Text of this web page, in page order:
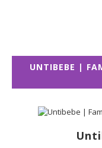
UNTIBEBE |